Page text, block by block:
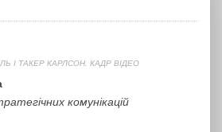
І ТАКЕР КАРЛСОН. КАДР ВІДЕО
комунікацій